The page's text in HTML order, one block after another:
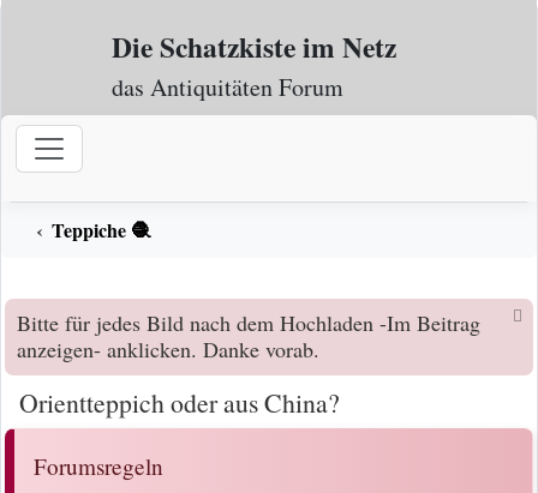
Zum Inhalt
Die Schatzkiste im Netz
das Antiquitäten Forum
Teppiche 🧶
Bitte für jedes Bild nach dem Hochladen -Im Beitrag
anzeigen- anklicken. Danke vorab.
Orientteppich oder aus China?
Forumsregeln